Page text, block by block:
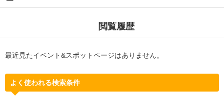
閲覧履歴
最近見たイベント&スポットページはありません。
よく使われる検索条件